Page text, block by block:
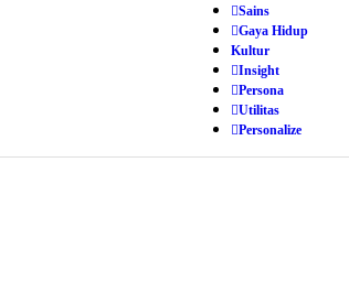
Sains
Gaya Hidup
Kultur
Insight
Persona
Utilitas
Personalize